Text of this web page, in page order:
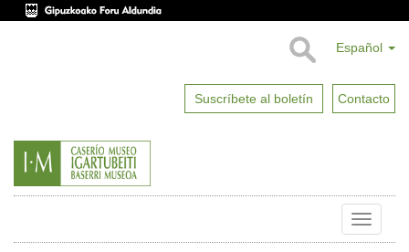
Español
Suscríbete al boletín Contacto
Toggle